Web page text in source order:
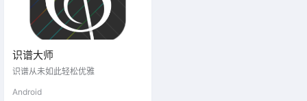
识谱大师
识谱从未如此轻松优雅
Android